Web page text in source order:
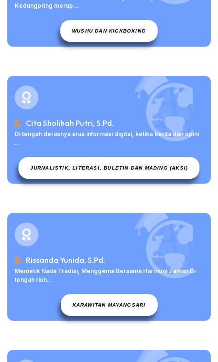
Kedungpring merup...
WUSHU DAN KICKBOXING
Cita Sholihah Putri, S.Pd.
Di tengah derasnya arus informasi digital, ketika berita dan opini
...
JURNALISTIK, LITERASI, BULETIN DAN MADING (AKSI)
Rissanda Yunida, S.Pd.
Memetik Nada Tradisi, Menggema Bersama Harmoni Zaman Di
tengah riuh...
KARAWITAN MAYANGSARI